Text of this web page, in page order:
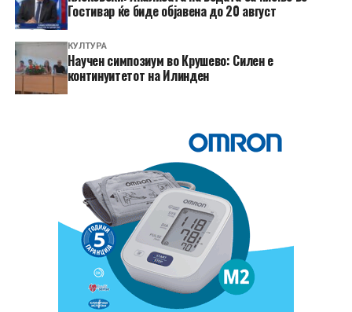
Гостивар ќе биде објавена до 20 август
КУЛТУРА
Научен симпозиум во Крушево: Силен е
континуитетот на Илинден